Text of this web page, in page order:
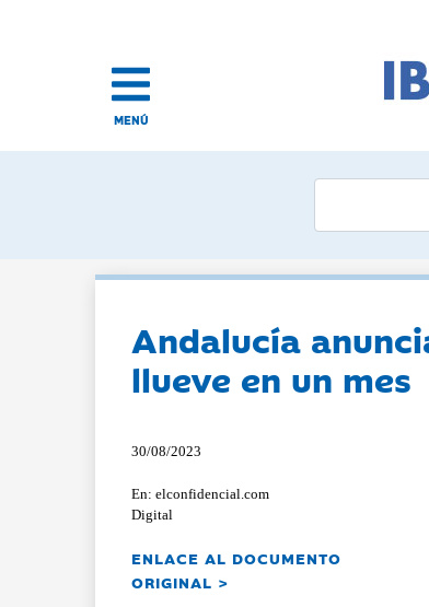
MENÚ
Andalucía
llueve en un mes
30/08/2023
En: elconfidencial.com
Digital
ENLACE AL DOCUMENTO
ORIGINAL >